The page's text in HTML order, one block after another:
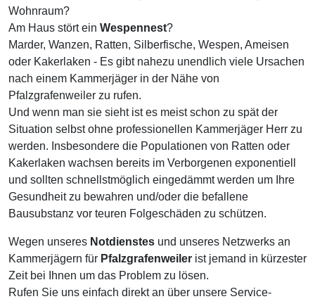
Wohnraum?
Am Haus stört ein Wespennest?
Marder, Wanzen, Ratten, Silberfische, Wespen, Ameisen
oder Kakerlaken - Es gibt nahezu unendlich viele Ursachen
nach einem Kammerjäger in der Nähe von
Pfalzgrafenweiler zu rufen.
Und wenn man sie sieht ist es meist schon zu spät der
Situation selbst ohne professionellen Kammerjäger Herr zu
werden. Insbesondere die Populationen von Ratten oder
Kakerlaken wachsen bereits im Verborgenen exponentiell
und sollten schnellstmöglich eingedämmt werden um Ihre
Gesundheit zu bewahren und/oder die befallene
Bausubstanz vor teuren Folgeschäden zu schützen.
Wegen unseres Notdienstes und unseres Netzwerks an
Kammerjägern für Pfalzgrafenweiler ist jemand in kürzester
Zeit bei Ihnen um das Problem zu lösen.
Rufen Sie uns einfach direkt an über unsere Service-